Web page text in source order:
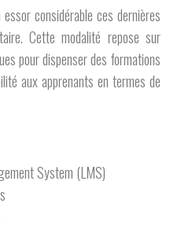
considérable ces dernières
Cette modalité repose sur
pour dispenser des formations
aux apprenants en termes de
System (LMS)